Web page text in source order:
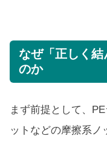
なぜ「正しく
のか
まず前提として、
ットなどの摩擦系ノ